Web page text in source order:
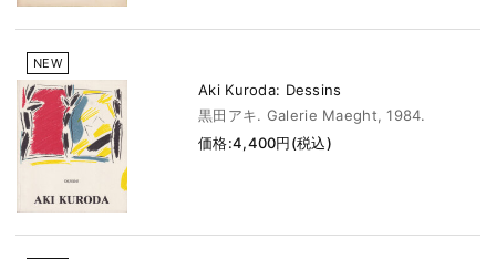
NEW
Aki Kuroda: Dessins
黒田アキ. Galerie Maeght, 1984.
価格:4,400円(税込)